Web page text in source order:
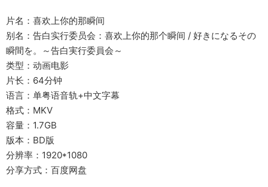
片名：喜欢上你的那瞬间
别名：告白实行委员会：喜欢上你的那个瞬间 / 好きになるその
瞬間を。～告白実行委員会～
类型：动画电影
片长：64分钟
语言：单粤语音轨+中文字幕
格式：MKV
容量：1.7GB
版本：BD版
分辨率：1920*1080
分享方式：百度网盘